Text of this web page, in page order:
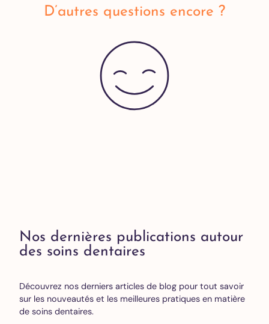
D’autres questions encore ?
Nos dernières publications autour
des soins dentaires
Découvrez nos derniers articles de blog pour tout savoir
sur les nouveautés et les meilleures pratiques en matière
de soins dentaires.